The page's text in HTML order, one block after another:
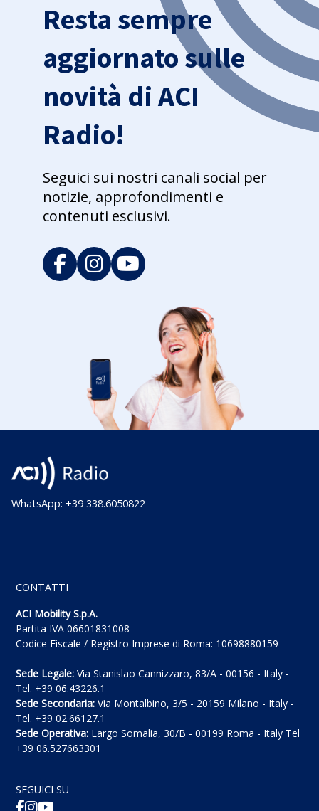
Resta sempre
aggiornato sulle
novità di ACI
Radio!
Seguici sui nostri canali social per
notizie, approfondimenti e
contenuti esclusivi.
WhatsApp: +39 338.6050822
CONTATTI
ACI Mobility S.p.A.
Partita IVA 06601831008
Codice Fiscale / Registro Imprese di Roma: 10698880159
Sede Legale: Via Stanislao Cannizzaro, 83/A - 00156 - Italy -
Tel. +39 06.43226.1
Sede Secondaria: Via Montalbino, 3/5 - 20159 Milano - Italy -
Tel. +39 02.66127.1
Sede Operativa: Largo Somalia, 30/B - 00199 Roma - Italy Tel
+39 06.527663301
SEGUICI SU